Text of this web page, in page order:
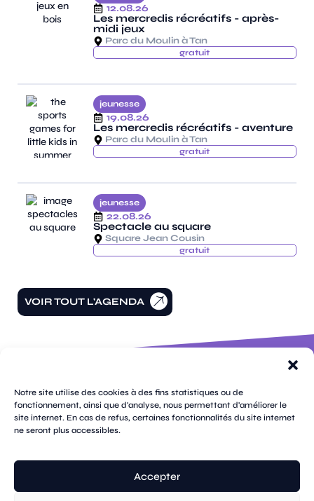
Notre site utilise des cookies à des fins statistiques ou de
fonctionnement, ainsi que d'analyse, nous permettant d'améliorer le
site internet. En cas de refus, certaines fonctionnalités du site internet
ne seront plus accessibles.
Accepter
12.08.26
Les mercredis récréatifs - après-
midi jeux
Parc du Moulin à Tan
gratuit
jeunesse
19.08.26
Les mercredis récréatifs - aventure
Parc du Moulin à Tan
gratuit
jeunesse
22.08.26
Spectacle au square
Square Jean Cousin
gratuit
VOIR TOUT L'AGENDA
de la
république
CS
70809
89108
Cedex
facebook
instagram
threads
tik
tok
whatsapp
linkedin
youtube
twitter
(X)
pages
plan